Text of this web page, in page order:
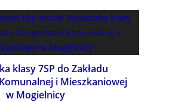
klasy 7SP do Zakładu
i Mieszkaniowej
w Mogielnicy